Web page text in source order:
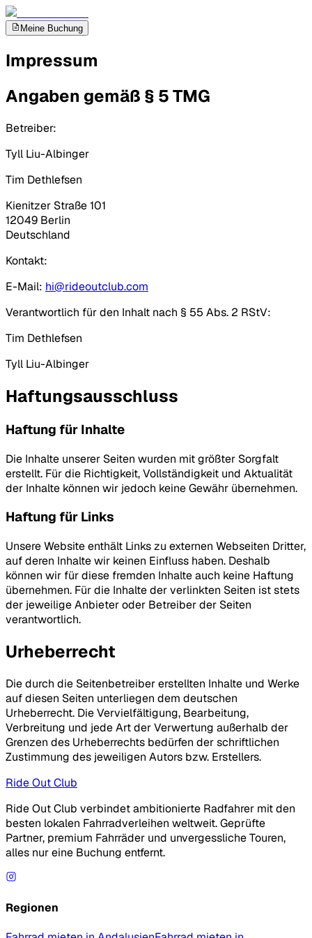
Meine Buchung
Impressum
Angaben gemäß § 5 TMG
Betreiber:
Tyll Liu-Albinger
Tim Dethlefsen
Kienitzer Straße 101
12049 Berlin
Deutschland
Kontakt:
E-Mail: hi@rideoutclub.com
Verantwortlich für den Inhalt nach § 55 Abs. 2 RStV:
Tim Dethlefsen
Tyll Liu-Albinger
Haftungsausschluss
Haftung für Inhalte
Die Inhalte unserer Seiten wurden mit größter Sorgfalt
erstellt. Für die Richtigkeit, Vollständigkeit und Aktualität
der Inhalte können wir jedoch keine Gewähr übernehmen.
Haftung für Links
Unsere Website enthält Links zu externen Webseiten Dritter,
auf deren Inhalte wir keinen Einfluss haben. Deshalb
können wir für diese fremden Inhalte auch keine Haftung
übernehmen. Für die Inhalte der verlinkten Seiten ist stets
der jeweilige Anbieter oder Betreiber der Seiten
verantwortlich.
Urheberrecht
Die durch die Seitenbetreiber erstellten Inhalte und Werke
auf diesen Seiten unterliegen dem deutschen
Urheberrecht. Die Vervielfältigung, Bearbeitung,
Verbreitung und jede Art der Verwertung außerhalb der
Grenzen des Urheberrechts bedürfen der schriftlichen
Zustimmung des jeweiligen Autors bzw. Erstellers.
Ride Out Club
Ride Out Club verbindet ambitionierte Radfahrer mit den
besten lokalen Fahrradverleihen weltweit. Geprüfte
Partner, premium Fahrräder und unvergessliche Touren,
alles nur eine Buchung entfernt.
Regionen